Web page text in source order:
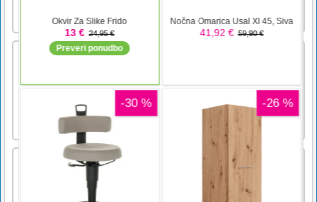
tower far away from [...]
2048 NLP
omogočite rast. Dosezite zastavljeni cilj.
Kitajska vodna zmajska sestavljanka
Kitajska igra Water Dragon Jigsaw je
brezplačna spletna igra v žanru sestavljanke.